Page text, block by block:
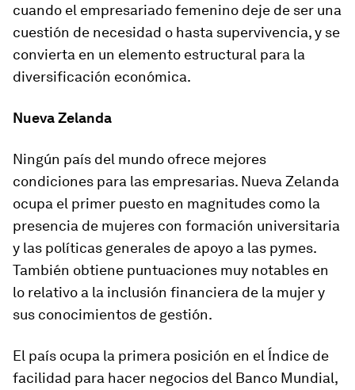
cuando el empresariado femenino deje de ser una
cuestión de necesidad o hasta supervivencia, y se
convierta en un elemento estructural para la
diversificación económica.
Nueva Zelanda
Ningún país del mundo ofrece mejores
condiciones para las empresarias. Nueva Zelanda
ocupa el primer puesto en magnitudes como la
presencia de mujeres con formación universitaria
y las políticas generales de apoyo a las pymes.
También obtiene puntuaciones muy notables en
lo relativo a la inclusión financiera de la mujer y
sus conocimientos de gestión.
El país ocupa la primera posición en el Índice de
facilidad para hacer negocios del Banco Mundial,